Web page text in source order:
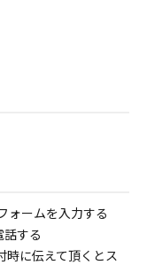
ォームを入力する
する
に伝えて頂くとス